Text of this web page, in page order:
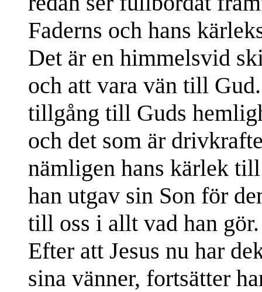
Faderns och hans
Det är en himmelsvid
och att vara vän till
tillgång till Guds
och det som är
nämligen hans kärlek
han utgav sin Son för
till oss i allt vad han
Efter att Jesus nu har
sina vänner, fortsätter